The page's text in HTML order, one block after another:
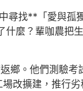
尋找**「愛與孤
什麼？輩咖農把
鄉。他們測驗
改擴建，推行